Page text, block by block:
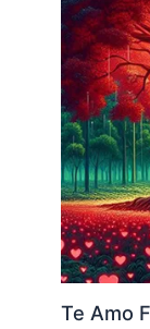
Te Amo